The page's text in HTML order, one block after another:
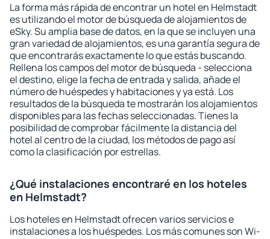
La forma más rápida de encontrar un hotel en Helmstadt
es utilizando el motor de búsqueda de alojamientos de
eSky. Su amplia base de datos, en la que se incluyen una
gran variedad de alojamientos, es una garantía segura de
que encontrarás exactamente lo que estás buscando.
Rellena los campos del motor de búsqueda - selecciona
el destino, elige la fecha de entrada y salida, añade el
número de huéspedes y habitaciones y ya está. Los
resultados de la búsqueda te mostrarán los alojamientos
disponibles para las fechas seleccionadas. Tienes la
posibilidad de comprobar fácilmente la distancia del
hotel al centro de la ciudad, los métodos de pago así
como la clasificación por estrellas.
¿Qué instalaciones encontraré en los hoteles
en Helmstadt?
Los hoteles en Helmstadt ofrecen varios servicios e
instalaciones a los huéspedes. Los más comunes son Wi-